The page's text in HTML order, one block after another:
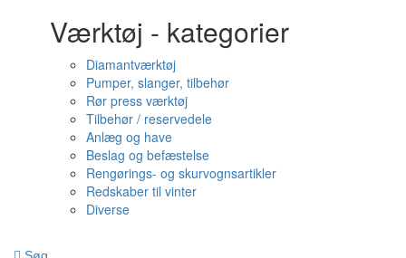
Værktøj - kategorier
Diamantværktøj
Pumper, slanger, tilbehør
Rør press værktøj
Tilbehør / reservedele
Anlæg og have
Beslag og befæstelse
Rengørings- og skurvognsartikler
Redskaber til vinter
Diverse